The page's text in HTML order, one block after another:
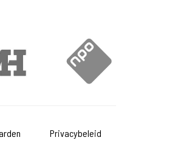
Privacybeleid